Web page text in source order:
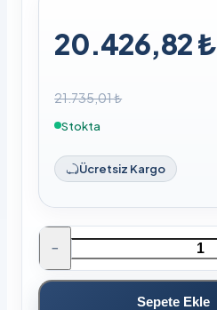
20.426,82 ₺
21.735,01 ₺
Stokta
Ücretsiz Kargo
−
Sepete Ekle